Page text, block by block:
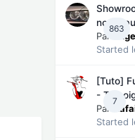
863
Par
Started
7
[Tuto]
-
Par
Started